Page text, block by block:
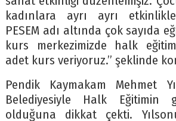
kadınlara ayrı ayrı
PESEM adı altında çok sayıda
kurs merkezimizde halk
adet kurs veriyoruz.” şeklinde
Pendik Kaymakam Mehmet
Belediyesiyle Halk Eğitimin
olduğuna dikkat çekti.